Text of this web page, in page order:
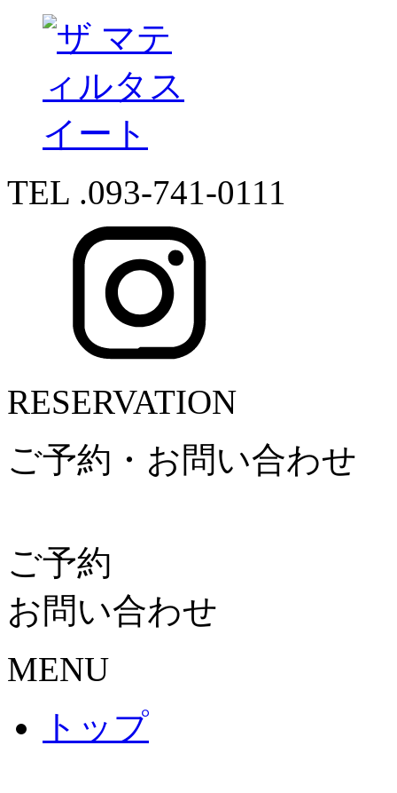
TEL .093-741-0111
RESERVATION
ご予約・お問い合わせ
ご予約
お問い合わせ
MENU
トップ